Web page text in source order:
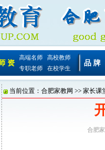
资
高端名师
高校教师
专职老师
在校学生
品 牌
当前位置： 合肥家教网 >> 家长课
合肥